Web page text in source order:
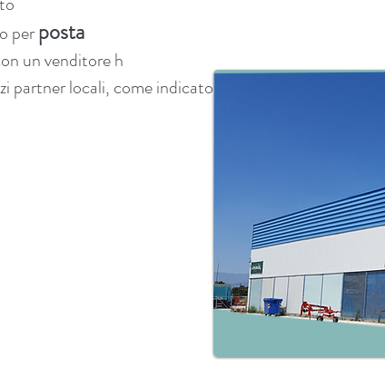
perposta
un venditore h
partner locali, come indicato sulla mappa